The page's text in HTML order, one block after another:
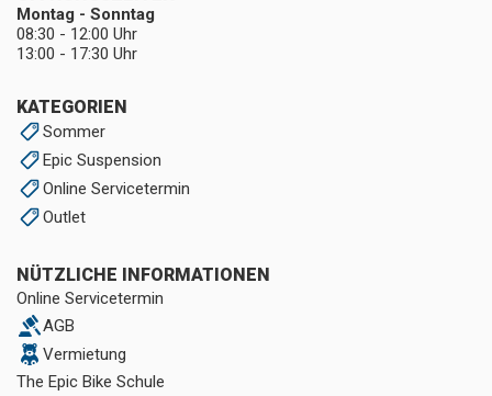
KATEGORIEN
Sommer
Epic Suspension
Online Servicetermin
Outlet
NÜTZLICHE INFORMATIONEN
Online Servicetermin
AGB
Vermietung
The Epic Bike Schule
Montag - Sonntag
08:30 - 12:00 Uhr
13:00 - 17:30 Uhr